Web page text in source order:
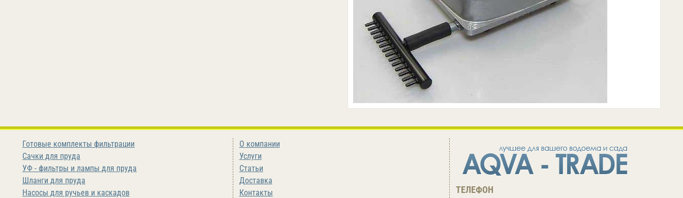
Готовые комплекты фильтрации
Сачки для пруда
УФ - фильтры и лампы для пруда
Шланги для пруда
Насосы для ручьев и каскадов
О компании
Услуги
Статьи
Доставка
Контакты
ТЕЛЕФОН